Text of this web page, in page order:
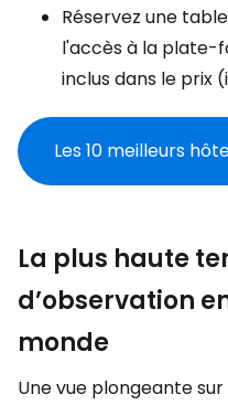
Réservez une
l'accès à la plate-
inclus dans le prix
Les 10 meilleurs
La plus haute
d’observation
monde
Une vue plongeante